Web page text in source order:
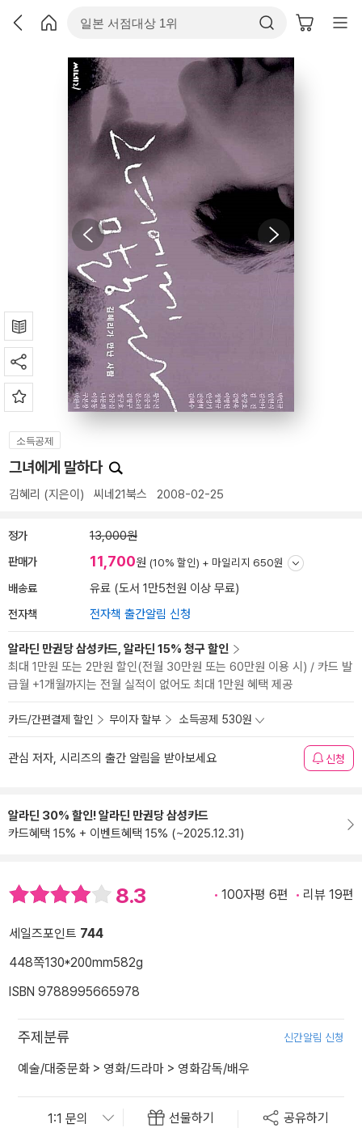
소득공제
그녀에게 말하다
김혜리 (지은이) 씨네21북스 2008-02-25
정가 13,000원
판매가 11,700원 (10% 할인) + 마일리지 650원
배송료 유료 (도서 1만5천원 이상 무료)
전자책 전자책 출간알림 신청
알라딘 만권당 삼성카드, 알라딘 15% 청구 할인
최대 1만원 또는 2만원 할인(전월 30만원 또는 60만원 이용 시) / 카드 발
급월 +1개월까지는 전월 실적이 없어도 최대 1만원 혜택 제공
카드/간편결제 할인 무이자 할부 소득공제 530원
관심 저자, 시리즈의 출간 알림을 받아보세요 신청
알라딘 30% 할인! 알라딘 만권당 삼성카드
카드혜택 15% + 이벤트혜택 15% (~2025.12.31)
8.3 100자평 6편 리뷰 19편
세일즈포인트 744
448쪽130*200mm582g
ISBN 9788995665978
주제분류 신간알림 신청
예술/대중문화 > 영화/드라마 > 영화감독/배우
선물하기 공유하기